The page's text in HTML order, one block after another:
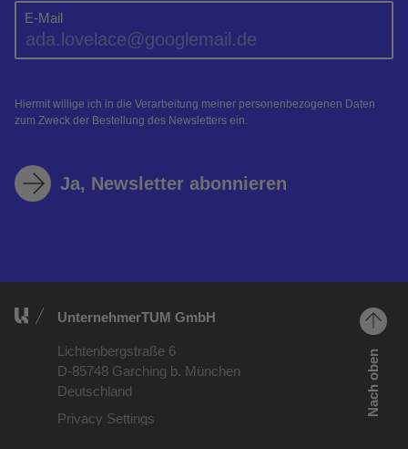
E-Mail
Hiermit willige ich in die Verarbeitung meiner personenbezogenen Daten
zum Zweck der Bestellung des Newsletters ein.
Ja, Newsletter abonnieren
UnternehmerTUM GmbH
Lichtenbergstraße 6
D-85748 Garching b. München
Deutschland
Privacy Settings
Nach oben